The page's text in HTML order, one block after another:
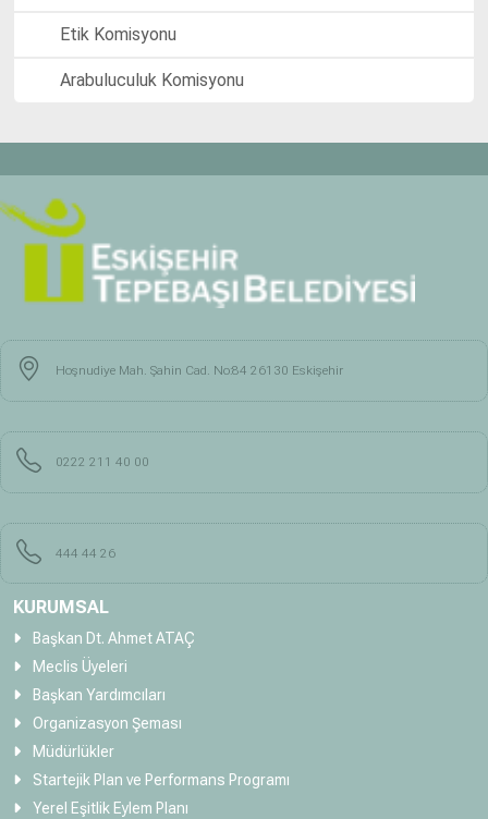
Etik Komisyonu
Arabuluculuk Komisyonu
Hoşnudiye Mah. Şahin Cad. No:84 26130 Eskişehir
0222 211 40 00
444 44 26
KURUMSAL
Başkan Dt. Ahmet ATAÇ
Meclis Üyeleri
Başkan Yardımcıları
Organizasyon Şeması
Müdürlükler
Startejik Plan ve Performans Programı
Yerel Eşitlik Eylem Planı